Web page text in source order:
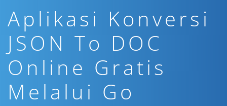
Aplikasi Konversi
JSON To DOC
Online Gratis
Melalui Go